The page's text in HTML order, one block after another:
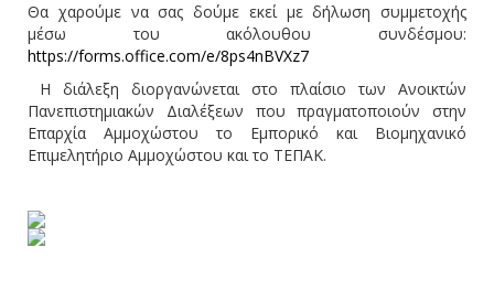
Θα χαρούμε να σας δούμε εκεί με δήλωση συμμετοχής
μέσω του ακόλουθου συνδέσμου:
https://forms.office.com/e/8ps4nBVXz7
Η διάλεξη διοργανώνεται στο πλαίσιο των Ανοικτών
Πανεπιστημιακών Διαλέξεων που πραγματοποιούν στην
Επαρχία Αμμοχώστου το Εμπορικό και Βιομηχανικό
Επιμελητήριο Αμμοχώστου και το ΤΕΠΑΚ.